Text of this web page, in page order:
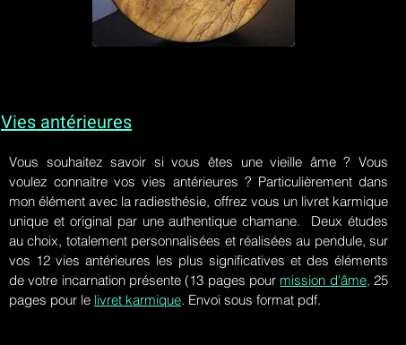
Vies antérieures
Vous souhaitez savoir si vous êtes une vieille âme ? Vous
voulez connaitre vos vies antérieures ? Particulièrement dans
mon élément avec la radiesthésie, offrez vous un livret karmique
unique et original par une authentique chamane. Deux études
au choix, totalement personnalisées et réalisées au pendule, sur
vos 12 vies antérieures les plus significatives et des éléments
de votre incarnation présente (13 pages pour mission d'âme, 25
pages pour le livret karmique. Envoi sous format pdf.